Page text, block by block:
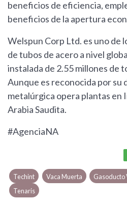
beneficios de eficiencia,
beneficios de la apertura
Welspun Corp Ltd. es uno de
de tubos de acero a nivel
instalada de 2.55 millones de
Aunque es reconocida por su
metalúrgica opera plantas en
Arabia Saudita.
#AgenciaNA
Techint Vaca Muerta Gasoducto
Tenaris